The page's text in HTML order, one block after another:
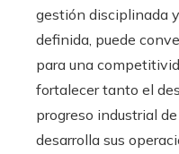
gestión disciplinada
definida, puede
para una
fortalecer tanto el
progreso industrial
desarrolla sus